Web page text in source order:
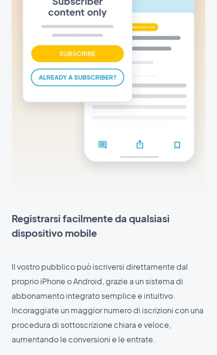
Registrarsi facilmente da qualsiasi
dispositivo mobile
Il vostro pubblico può iscriversi direttamente dal
proprio iPhone o Android, grazie a un sistema di
abbonamento integrato semplice e intuitivo.
Incoraggiate un maggior numero di iscrizioni con una
procedura di sottoscrizione chiara e veloce,
aumentando le conversioni e le entrate.